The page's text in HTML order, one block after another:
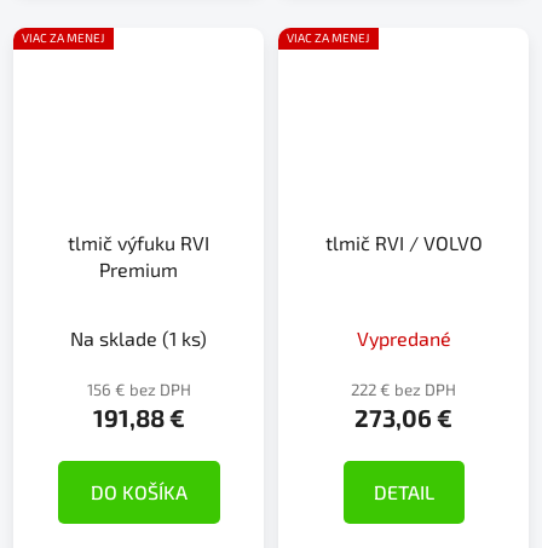
VIAC ZA MENEJ
tlmič výfuku RVI
Premium
Na sklade (1 ks)
156 € bez DPH
191,88 €
DO KOŠÍKA
VIAC ZA MENEJ
tlmič RVI / VOLVO
Vypredané
222 € bez DPH
273,06 €
DETAIL